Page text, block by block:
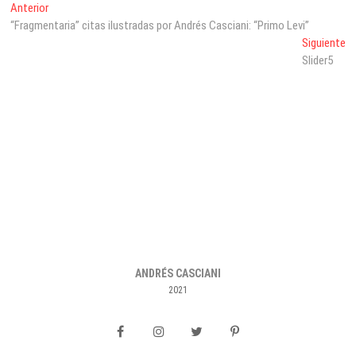
Navegación
de
AnteriorEntrada
anterior:
“Fragmentaria” citas ilustradas por Andrés Casciani: “Primo Levi”
Siguiente
Slider5
ANDRÉS CASCIANI
2021
FacebookInstagramtwiter pinterest